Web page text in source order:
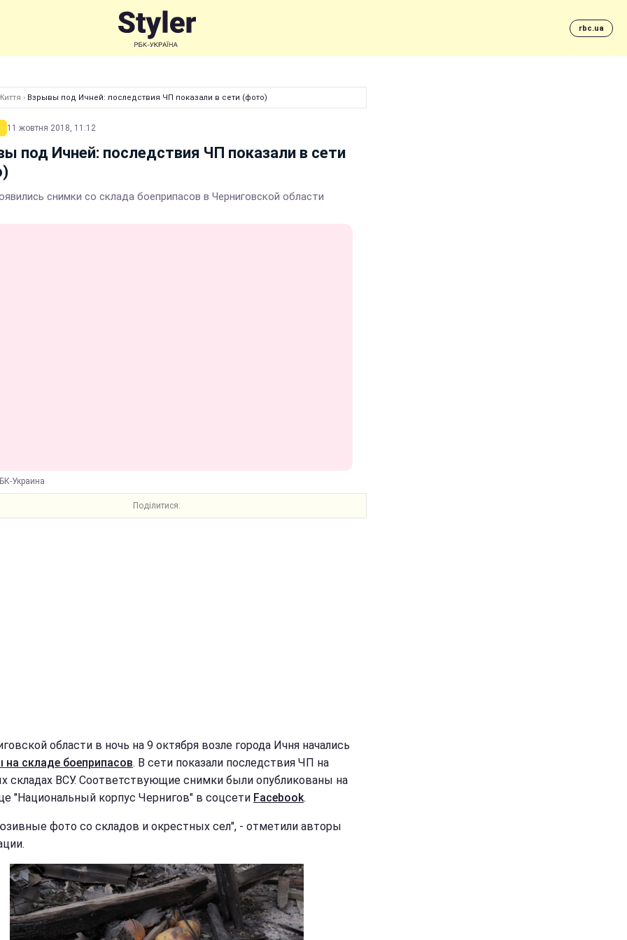
rbc.ua
› Взрывы под Ичней: последствия ЧП показали в сети (фото)
11 жовтня 2018, 11:12
под Ичней: последствия ЧП показали в сети
снимки со склада боеприпасов в Черниговской области
Украина
Поділитися:
области в ночь на 9 октября возле города Ичня начались
на складе боеприпасов. В сети показали последствия ЧП на
складах ВСУ. Соответствующие снимки были опубликованы на
"Национальный корпус Чернигов" в соцсети Facebook.
фото со складов и окрестных сел", - отметили авторы